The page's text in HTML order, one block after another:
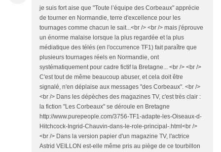
je suis fort aise que "Toute l’équipe des Corbeaux" apprécie
de tourner en Normandie, terre d'excellence pour les
tournages comme chacun le sait...<br /> <br /> mais j'éprouve
un énorme malaise lorsque la plus regardée et la plus
médiatique des télés (en l'occurrence TF1) fait paraître que
plusieurs tournages réels en Normandie, ont
systématiquement pour cadre fictif la Bretagne... <br /> <br />
C'est tout de même beaucoup abuser, et cela doit être
signalé, n'en déplaise aux messages "des Corbeaux". <br />
<br /> Dans les dépèches des magazines TV, c'est très clair :
la fiction "Les Corbeaux" se déroule en Bretagne
http://www.purepeople.com/3756-TF1-adapte-les-Oiseaux-d-
Hitchcock-Ingrid-Chauvin-dans-le-role-principal-.html<br />
<br /> Dans la version papier d'un magazine TV, l'actrice
Astrid VEILLON est-elle même pris au piège de ce tourbillon